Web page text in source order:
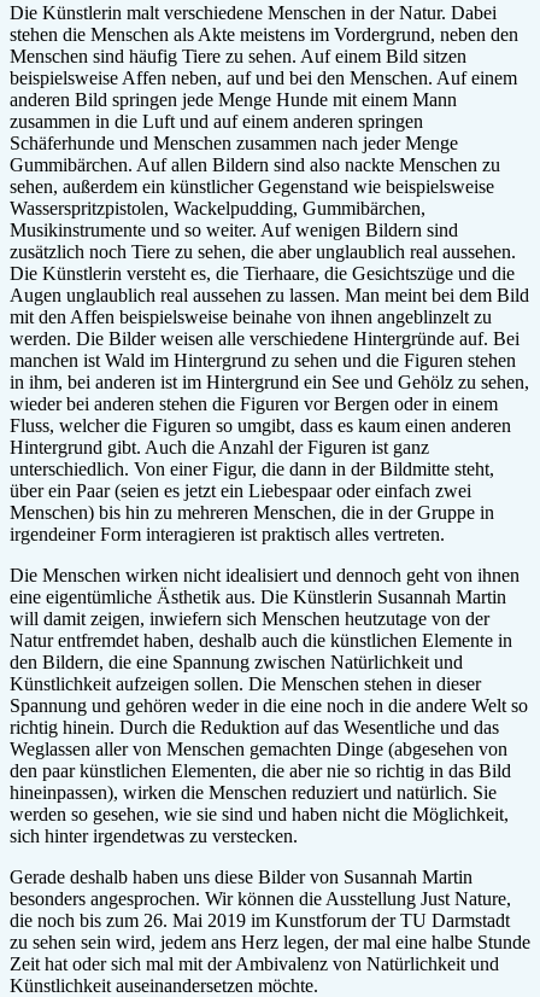
Die Künstlerin malt verschiedene Menschen in der Natur. Dabei
stehen die Menschen als Akte meistens im Vordergrund, neben den
Menschen sind häufig Tiere zu sehen. Auf einem Bild sitzen
beispielsweise Affen neben, auf und bei den Menschen. Auf einem
anderen Bild springen jede Menge Hunde mit einem Mann
zusammen in die Luft und auf einem anderen springen
Schäferhunde und Menschen zusammen nach jeder Menge
Gummibärchen. Auf allen Bildern sind also nackte Menschen zu
sehen, außerdem ein künstlicher Gegenstand wie beispielsweise
Wasserspritzpistolen, Wackelpudding, Gummibärchen,
Musikinstrumente und so weiter. Auf wenigen Bildern sind
zusätzlich noch Tiere zu sehen, die aber unglaublich real aussehen.
Die Künstlerin versteht es, die Tierhaare, die Gesichtszüge und die
Augen unglaublich real aussehen zu lassen. Man meint bei dem Bild
mit den Affen beispielsweise beinahe von ihnen angeblinzelt zu
werden. Die Bilder weisen alle verschiedene Hintergründe auf. Bei
manchen ist Wald im Hintergrund zu sehen und die Figuren stehen
in ihm, bei anderen ist im Hintergrund ein See und Gehölz zu sehen,
wieder bei anderen stehen die Figuren vor Bergen oder in einem
Fluss, welcher die Figuren so umgibt, dass es kaum einen anderen
Hintergrund gibt. Auch die Anzahl der Figuren ist ganz
unterschiedlich. Von einer Figur, die dann in der Bildmitte steht,
über ein Paar (seien es jetzt ein Liebespaar oder einfach zwei
Menschen) bis hin zu mehreren Menschen, die in der Gruppe in
irgendeiner Form interagieren ist praktisch alles vertreten.
Die Menschen wirken nicht idealisiert und dennoch geht von ihnen
eine eigentümliche Ästhetik aus. Die Künstlerin Susannah Martin
will damit zeigen, inwiefern sich Menschen heutzutage von der
Natur entfremdet haben, deshalb auch die künstlichen Elemente in
den Bildern, die eine Spannung zwischen Natürlichkeit und
Künstlichkeit aufzeigen sollen. Die Menschen stehen in dieser
Spannung und gehören weder in die eine noch in die andere Welt so
richtig hinein. Durch die Reduktion auf das Wesentliche und das
Weglassen aller von Menschen gemachten Dinge (abgesehen von
den paar künstlichen Elementen, die aber nie so richtig in das Bild
hineinpassen), wirken die Menschen reduziert und natürlich. Sie
werden so gesehen, wie sie sind und haben nicht die Möglichkeit,
sich hinter irgendetwas zu verstecken.
Gerade deshalb haben uns diese Bilder von Susannah Martin
besonders angesprochen. Wir können die Ausstellung Just Nature,
die noch bis zum 26. Mai 2019 im Kunstforum der TU Darmstadt
zu sehen sein wird, jedem ans Herz legen, der mal eine halbe Stunde
Zeit hat oder sich mal mit der Ambivalenz von Natürlichkeit und
Künstlichkeit auseinandersetzen möchte.